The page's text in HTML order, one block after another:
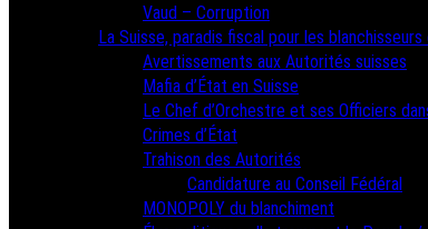
Vaud – Corruption
La Suisse, paradis fiscal pour les
Avertissements aux Autorités suisses
Mafia d’État en Suisse
Le Chef d’Orchestre et ses Officiers
Crimes d’État
Trahison des Autorités
Candidature au Conseil Fédéral
MONOPOLY du blanchiment